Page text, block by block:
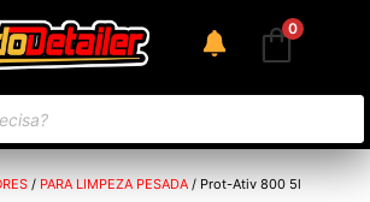
0
/ PARA LIMPEZA PESADA / Prot-Ativ 800 5l